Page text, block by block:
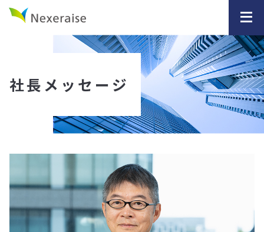
社長メッセージ